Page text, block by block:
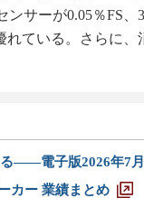
サーが0.05％FS
ている。さらに、
る――電子版2026年7
カー 業績まとめ